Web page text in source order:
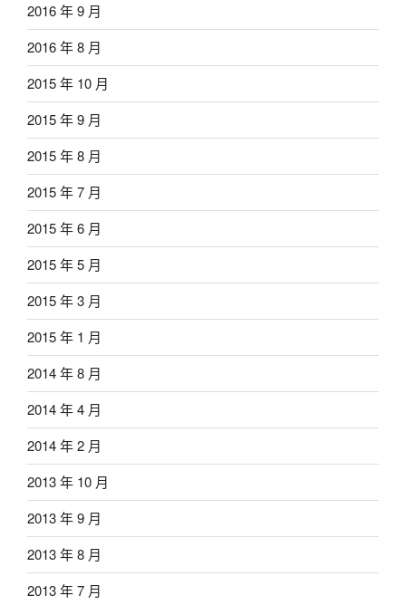
2016 年 9 月
2016 年 8 月
2015 年 10 月
2015 年 9 月
2015 年 8 月
2015 年 7 月
2015 年 6 月
2015 年 5 月
2015 年 3 月
2015 年 1 月
2014 年 8 月
2014 年 4 月
2014 年 2 月
2013 年 10 月
2013 年 9 月
2013 年 8 月
2013 年 7 月